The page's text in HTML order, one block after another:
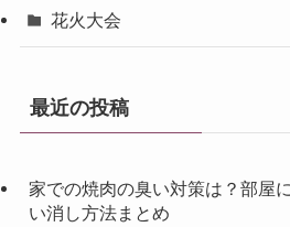
花火大会
最近の投稿
家での焼肉の臭い対策は？部屋
い消し方法まとめ